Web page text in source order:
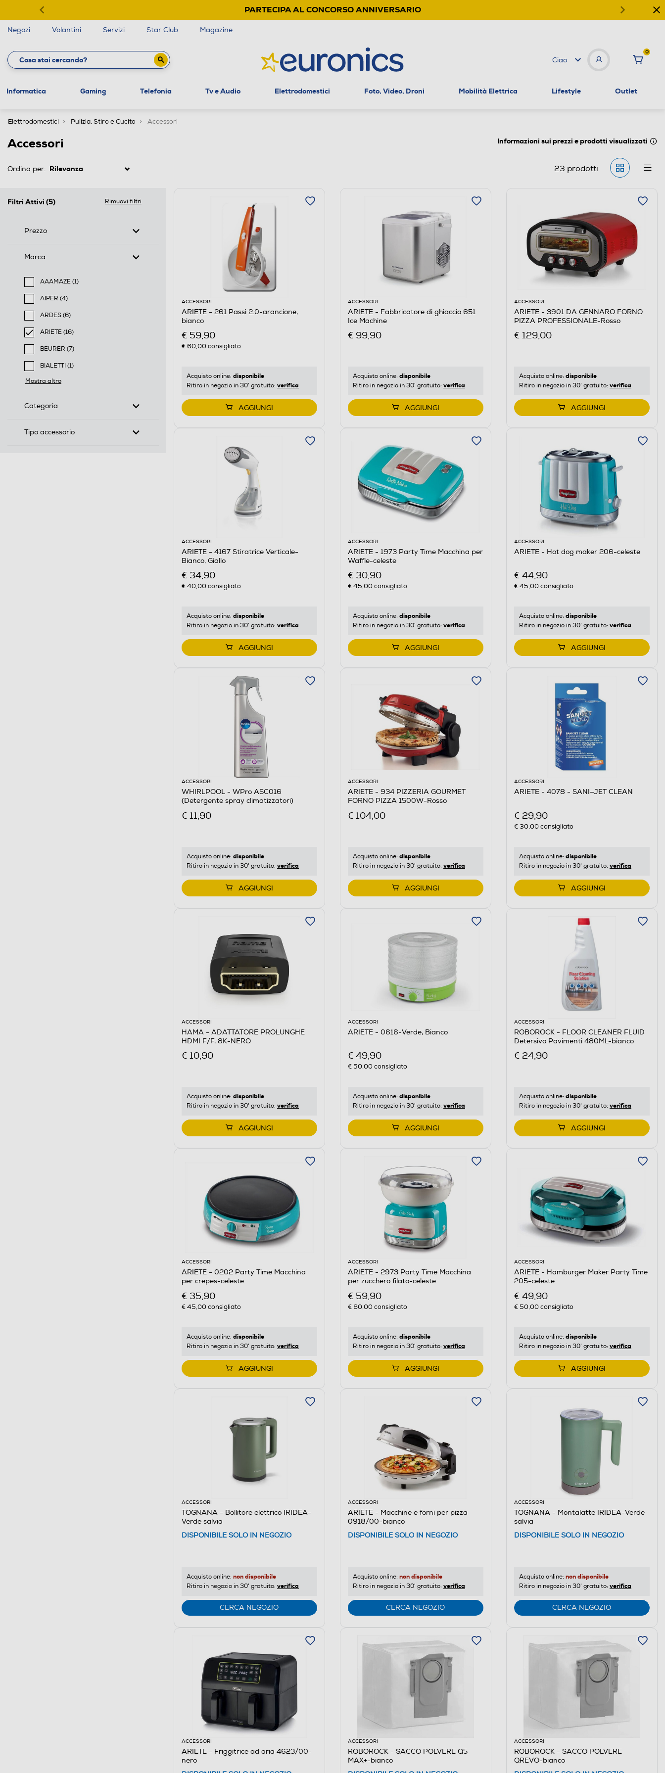
PARTECIPA AL CONCORSO ANNIVERSARIO
Negozi Volantini Servizi Star Club Magazine
Ciao
0
Informatica Gaming Telefonia Tv e Audio Elettrodomestici Foto, Video, Droni Mobilità Elettrica Lifestyle Outlet
Elettrodomestici Pulizia, Stiro e Cucito Accessori
Accessori Informazioni sui prezzi e prodotti visualizzati
Ordina per: 23 prodotti
Filtri Attivi (5) Rimuovi filtri
Prezzo
Marca
AAAMAZE (1)
Filtra per Marca: AAAMAZE
AIPER (4)
Filtra per Marca: AIPER
ARDES (6)
Filtra per Marca: ARDES
ARIETE (16)
selected Filtro applicato per Marca: ARIETE
BEURER (7)
Filtra per Marca: BEURER
BIALETTI (1)
Filtra per Marca: BIALETTI
Mostra altro
Categoria
Tipo accessorio
ACCESSORI
ARIETE - 261 Passì 2.0-arancione,
bianco
€ 59,90
€ 60,00consigliato
Acquisto online: disponibile
Ritiro in negozio in 30' gratuito: verifica
AGGIUNGI
ACCESSORI
ARIETE - Fabbricatore di ghiaccio 651
Ice Machine
€ 99,90
Acquisto online: disponibile
Ritiro in negozio in 30' gratuito: verifica
AGGIUNGI
ACCESSORI
ARIETE - 3901 DA GENNARO FORNO
PIZZA PROFESSIONALE-Rosso
€ 129,00
Acquisto online: disponibile
Ritiro in negozio in 30' gratuito: verifica
AGGIUNGI
ACCESSORI
ARIETE - 4167 Stiratrice Verticale-
Bianco, Giallo
€ 34,90
€ 40,00consigliato
Acquisto online: disponibile
Ritiro in negozio in 30' gratuito: verifica
AGGIUNGI
ACCESSORI
ARIETE - 1973 Party Time Macchina per
Waffle-celeste
€ 30,90
€ 45,00consigliato
Acquisto online: disponibile
Ritiro in negozio in 30' gratuito: verifica
AGGIUNGI
ACCESSORI
ARIETE - Hot dog maker 206-celeste
€ 44,90
€ 45,00consigliato
Acquisto online: disponibile
Ritiro in negozio in 30' gratuito: verifica
AGGIUNGI
ACCESSORI
WHIRLPOOL - WPro ASC016
(Detergente spray climatizzatori)
€ 11,90
Acquisto online: disponibile
Ritiro in negozio in 30' gratuito: verifica
AGGIUNGI
ACCESSORI
ARIETE - 934 PIZZERIA GOURMET
FORNO PIZZA 1500W-Rosso
€ 104,00
Acquisto online: disponibile
Ritiro in negozio in 30' gratuito: verifica
AGGIUNGI
ACCESSORI
ARIETE - 4078 - SANI-JET CLEAN
€ 29,90
€ 30,00consigliato
Acquisto online: disponibile
Ritiro in negozio in 30' gratuito: verifica
AGGIUNGI
ACCESSORI
HAMA - ADATTATORE PROLUNGHE
HDMI F/F, 8K-NERO
€ 10,90
Acquisto online: disponibile
Ritiro in negozio in 30' gratuito: verifica
AGGIUNGI
ACCESSORI
ARIETE - 0616-Verde, Bianco
€ 49,90
€ 50,00consigliato
Acquisto online: disponibile
Ritiro in negozio in 30' gratuito: verifica
AGGIUNGI
ACCESSORI
ROBOROCK - FLOOR CLEANER FLUID
Detersivo Pavimenti 480ML-bianco
€ 24,90
Acquisto online: disponibile
Ritiro in negozio in 30' gratuito: verifica
AGGIUNGI
ACCESSORI
ARIETE - 0202 Party Time Macchina
per crepes-celeste
€ 35,90
€ 45,00consigliato
Acquisto online: disponibile
Ritiro in negozio in 30' gratuito: verifica
AGGIUNGI
ACCESSORI
ARIETE - 2973 Party Time Macchina
per zucchero filato-celeste
€ 59,90
€ 60,00consigliato
Acquisto online: disponibile
Ritiro in negozio in 30' gratuito: verifica
AGGIUNGI
ACCESSORI
ARIETE - Hamburger Maker Party Time
205-celeste
€ 49,90
€ 50,00consigliato
Acquisto online: disponibile
Ritiro in negozio in 30' gratuito: verifica
AGGIUNGI
ACCESSORI
TOGNANA - Bollitore elettrico IRIDEA-
Verde salvia
DISPONIBILE SOLO IN NEGOZIO
Acquisto online: non disponibile
Ritiro in negozio in 30' gratuito: verifica
CERCA NEGOZIO
ACCESSORI
ARIETE - Macchine e forni per pizza
0918/00-bianco
DISPONIBILE SOLO IN NEGOZIO
Acquisto online: non disponibile
Ritiro in negozio in 30' gratuito: verifica
CERCA NEGOZIO
ACCESSORI
TOGNANA - Montalatte IRIDEA-Verde
salvia
DISPONIBILE SOLO IN NEGOZIO
Acquisto online: non disponibile
Ritiro in negozio in 30' gratuito: verifica
CERCA NEGOZIO
ACCESSORI
ARIETE - Friggitrice ad aria 4623/00-
nero
ACCESSORI
ROBOROCK - SACCO POLVERE Q5
MAX+-bianco
ACCESSORI
ROBOROCK - SACCO POLVERE
QREVO-bianco